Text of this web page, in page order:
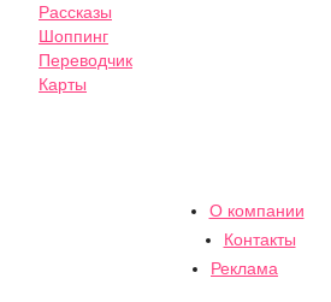
Рассказы
Шоппинг
Переводчик
Карты
О компании
Контакты
Реклама